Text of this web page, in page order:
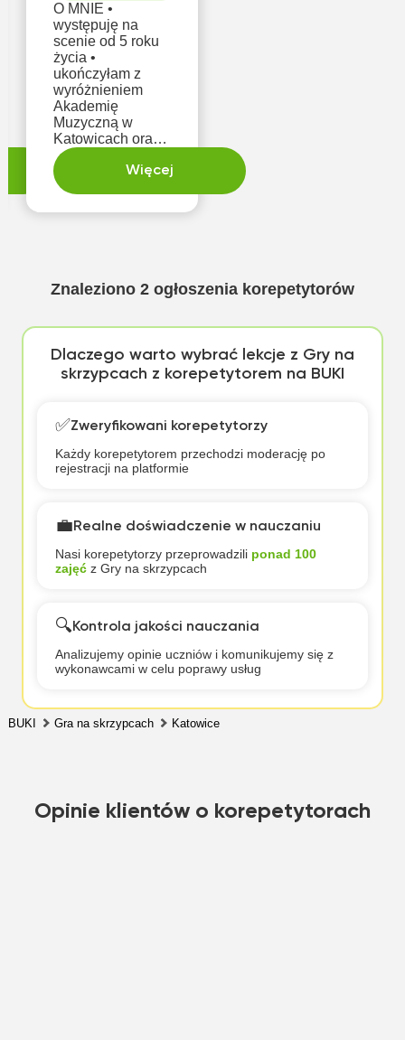
O MNIE •
występuję na
scenie od 5 roku
życia •
ukończyłam z
wyróżnieniem
Akademię
Muzyczną w
Katowicach oraz
Studium
Pedagogiczne •
zdobyłam szereg
uczestniczę w
stypendium
Ministerstwa Kult
Więcej
Znaleziono 2 ogłoszenia korepetytorów
Dlaczego warto wybrać lekcje z Gry na
skrzypcach z korepetytorem na BUKI
✅Zweryfikowani korepetytorzy
Każdy korepetytorem przechodzi moderację po
rejestracji na platformie
💼Realne doświadczenie w nauczaniu
Nasi korepetytorzy przeprowadzili ponad 100
zajęćz Gry na skrzypcach
🔍Kontrola jakości nauczania
Analizujemy opinie uczniów i komunikujemy się z
wykonawcami w celu poprawy usług
BUKI Gra na skrzypcach Katowice
Opinie klientów o korepetytorach